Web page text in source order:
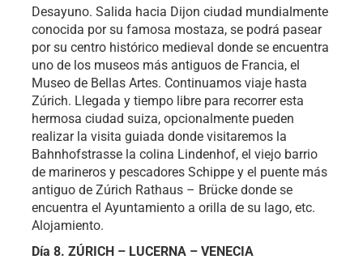
Desayuno. Salida hacia Dijon ciudad mundialmente
conocida por su famosa mostaza, se podrá pasear
por su centro histórico medieval donde se encuentra
uno de los museos más antiguos de Francia, el
Museo de Bellas Artes. Continuamos viaje hasta
Zúrich. Llegada y tiempo libre para recorrer esta
hermosa ciudad suiza, opcionalmente pueden
realizar la visita guiada donde visitaremos la
Bahnhofstrasse la colina Lindenhof, el viejo barrio
de marineros y pescadores Schippe y el puente más
antiguo de Zúrich Rathaus – Brücke donde se
encuentra el Ayuntamiento a orilla de su lago, etc.
Alojamiento.
Día 8. ZÚRICH – LUCERNA – VENECIA